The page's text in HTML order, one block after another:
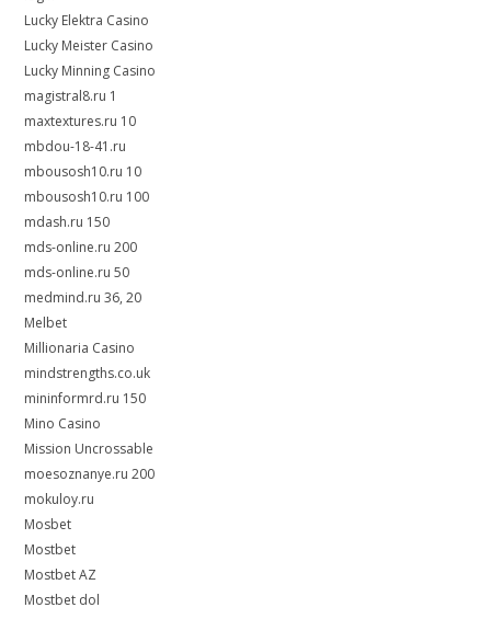
Lucky Elektra Casino
Lucky Meister Casino
Lucky Minning Casino
magistral8.ru 1
maxtextures.ru 10
mbdou-18-41.ru
mbousosh10.ru 10
mbousosh10.ru 100
mdash.ru 150
mds-online.ru 200
mds-online.ru 50
medmind.ru 36, 20
Melbet
Millionaria Casino
mindstrengths.co.uk
mininformrd.ru 150
Mino Casino
Mission Uncrossable
moesoznanye.ru 200
mokuloy.ru
Mosbet
Mostbet
Mostbet AZ
Mostbet dol